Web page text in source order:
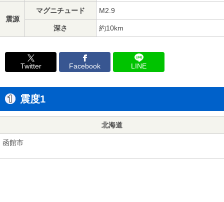
震源
マグニチュード M2.9
深さ 約10km
Twitter Facebook LINE
震度1
北海道
函館市